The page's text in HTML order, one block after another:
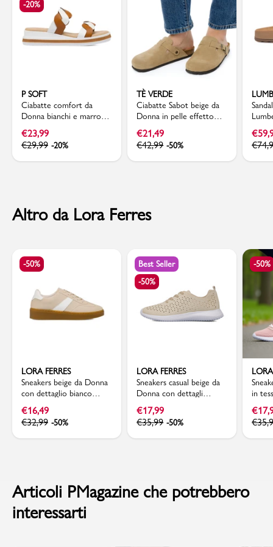
-20%
P SOFT
Ciabatte comfort da
Donna bianchi e marroni
con motivo incrociato P
Soft
€23,99
€29,99 -20%
TÈ VERDE
Ciabatte Sabot beige da
Donna in pelle effetto
scamosciato e suola in
sughero Tè Verde
€21,49
€42,99 -50%
€
€
Altro da Lora Ferres
-50%
LORA FERRES
Sneakers beige da Donna
con dettaglio bianco
laterale Lora Ferres
€16,49
€32,99 -50%
Best Seller
-50%
LORA FERRES
Sneakers casual beige da
Donna con dettagli
traforati Lora Ferres
€17,99
€35,99 -50%
-50%
in
Ferres
€
€
Articoli PMagazine che potrebbero
interessarti